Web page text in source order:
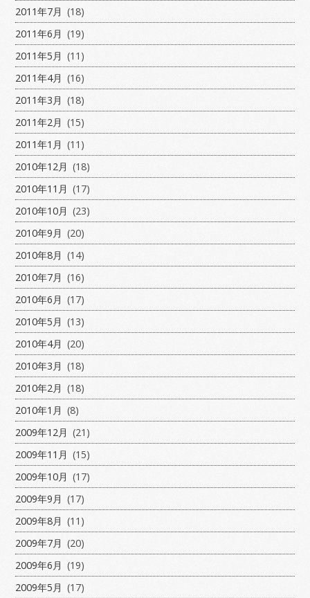
2011年7月 (18)
2011年6月 (19)
2011年5月 (11)
2011年4月 (16)
2011年3月 (18)
2011年2月 (15)
2011年1月 (11)
2010年12月 (18)
2010年11月 (17)
2010年10月 (23)
2010年9月 (20)
2010年8月 (14)
2010年7月 (16)
2010年6月 (17)
2010年5月 (13)
2010年4月 (20)
2010年3月 (18)
2010年2月 (18)
2010年1月 (8)
2009年12月 (21)
2009年11月 (15)
2009年10月 (17)
2009年9月 (17)
2009年8月 (11)
2009年7月 (20)
2009年6月 (19)
2009年5月 (17)